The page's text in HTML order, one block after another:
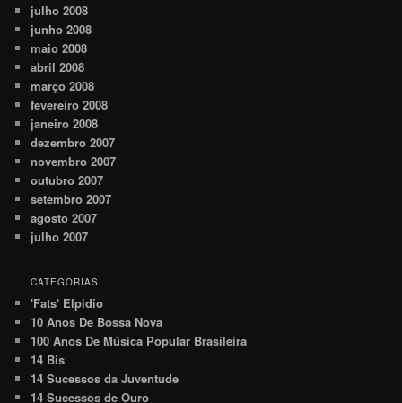
julho 2008
junho 2008
maio 2008
abril 2008
março 2008
fevereiro 2008
janeiro 2008
dezembro 2007
novembro 2007
outubro 2007
setembro 2007
agosto 2007
julho 2007
CATEGORIAS
'Fats' Elpidio
10 Anos De Bossa Nova
100 Anos De Música Popular Brasileira
14 Bis
14 Sucessos da Juventude
14 Sucessos de Ouro